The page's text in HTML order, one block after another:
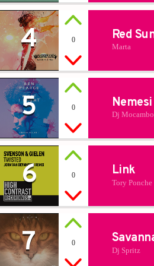
4 0 Red
Marta
5 0 Nemesi
Dj Mocambo
6 0 Link
Tory Ponche
7 0
Dj Spritz